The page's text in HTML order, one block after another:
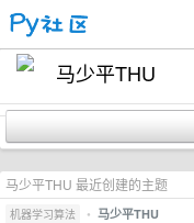
马少平THU
马少平THU 最近创建的主题
机器学习算法 • 马少平THU